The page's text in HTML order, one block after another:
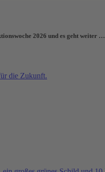
2026 und es geht weiter …